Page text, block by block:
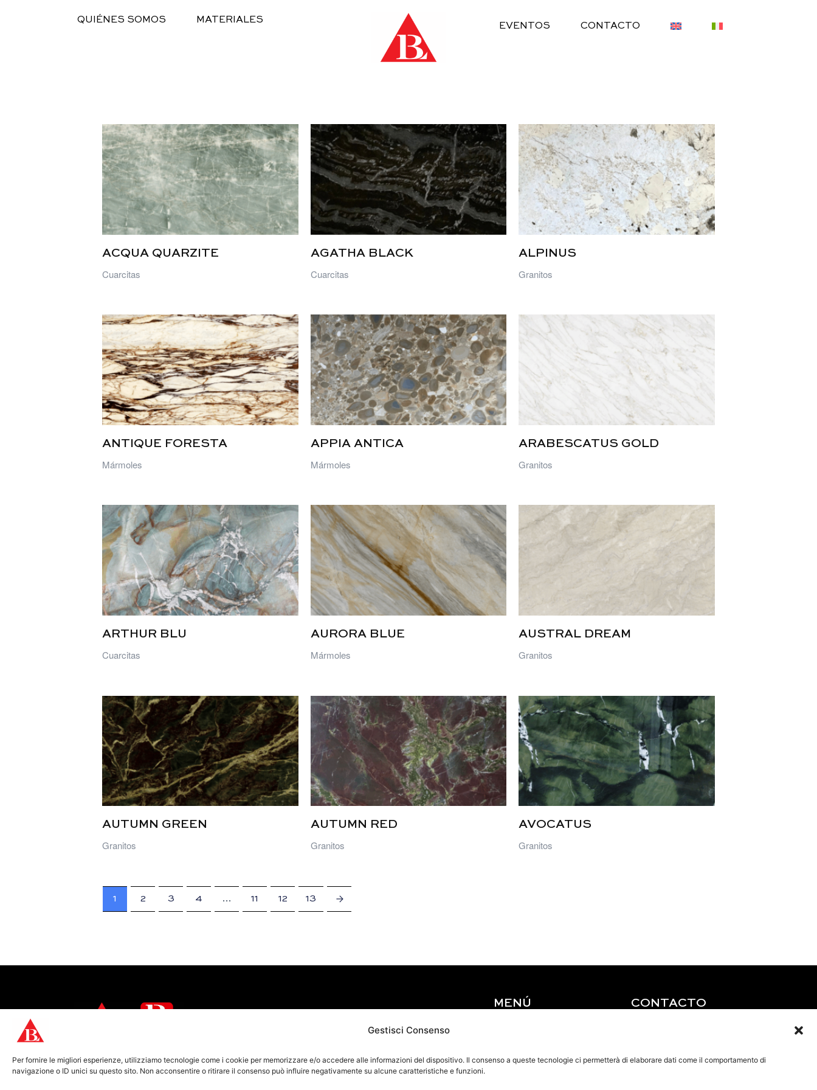
Gestisci Consenso
Per fornire le migliori esperienze, utilizziamo tecnologie come i cookie per memorizzare e/o accedere alle informazioni del dispositivo. Il consenso a queste tecnologie ci permetterà di elaborare dati come il comportamento di
navigazione o ID unici su questo sito. Non acconsentire o ritirare il consenso può influire negativamente su alcune caratteristiche e funzioni.
QUIÉNES SOMOS MATERIALES
EVENTOS CONTACTO
ACQUA QUARZITE
Cuarcitas
AGATHA BLACK
Cuarcitas
ALPINUS
Granitos
ANTIQUE FORESTA
Mármoles
APPIA ANTICA
Mármoles
ARABESCATUS GOLD
Granitos
ARTHUR BLU
Cuarcitas
AURORA BLUE
Mármoles
AUSTRAL DREAM
Granitos
AUTUMN GREEN
Granitos
AUTUMN RED
Granitos
AVOCATUS
Granitos
1 2 3 4 … 11 12 13 →
al mundo la auténtica belleza de la
MENÚ
Materiales
CONTACTO
Correo electrónico: